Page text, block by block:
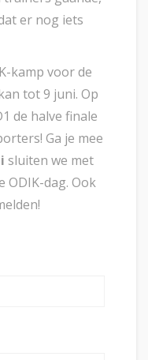
er nog iets
kamp voor de
tot 9 juni. Op
de halve finale
Ga je mee
sluiten we met
ODIK-dag. Ook